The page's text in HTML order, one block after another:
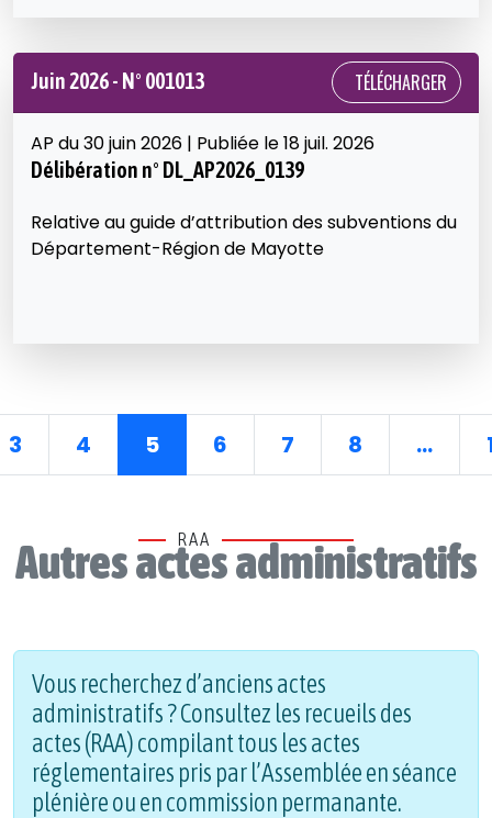
Juin 2026 - N° 001013 TÉLÉCHARGER
AP du 30 juin 2026 | Publiée le 18 juil. 2026
Délibération n° DL_AP2026_0139
Relative au guide d’attribution des subventions du
Département-Région de Mayotte
3 4 5 6 7 8 ...
RAA
Autres actes administratifs
Vous recherchez d’anciens actes
administratifs ? Consultez les recueils des
actes (RAA) compilant tous les actes
réglementaires pris par l’Assemblée en séance
plénière ou en commission permanante.